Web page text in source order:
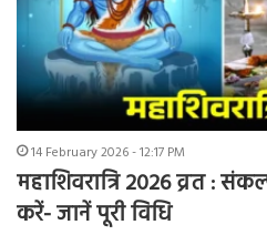
14 February 2026 - 12:17 PM
महाशिवरात्रि 2026 व्रत :
करें- जानें पूरी विधि